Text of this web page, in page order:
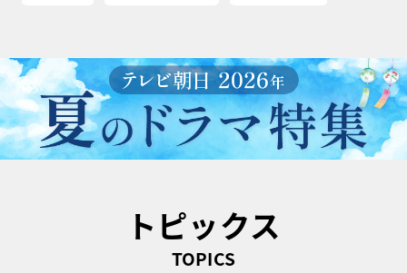
トピックス
TOPICS